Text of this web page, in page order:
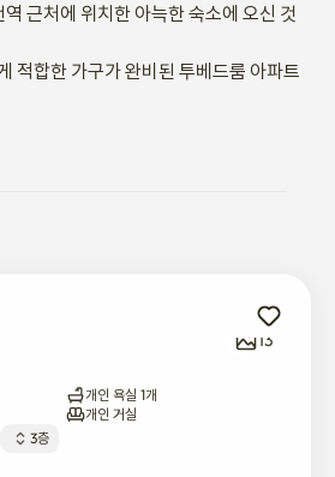
근처에 위치한 아늑한 숙소에 오신 것
적합한 가구가 완비된 투베드룸 아파트
토랑, 편의점 등 생활 인프라가 도보 5분
.
고 휴식을 취하며 즐기기에 이상적인 장
13
개인 욕실 1개
개인 거실
3층